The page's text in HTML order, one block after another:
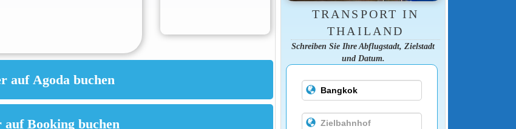
TRANSPORT IN
THAILAND
Schreiben Sie Ihre Abflugstadt, Zielstadt
und Datum.